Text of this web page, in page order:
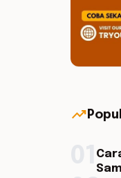
trending_up